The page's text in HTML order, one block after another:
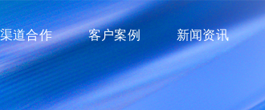
渠道合作 客户案例 新闻资讯